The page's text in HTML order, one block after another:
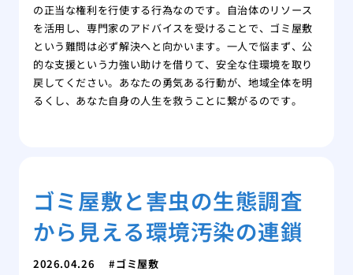
の正当な権利を行使する行為なのです。自治体のリソース
を活用し、専門家のアドバイスを受けることで、ゴミ屋敷
という難問は必ず解決へと向かいます。一人で悩まず、公
的な支援という力強い助けを借りて、安全な住環境を取り
戻してください。あなたの勇気ある行動が、地域全体を明
るくし、あなた自身の人生を救うことに繋がるのです。
ゴミ屋敷と害虫の生態調査
から見える環境汚染の連鎖
2026.04.26 ゴミ屋敷